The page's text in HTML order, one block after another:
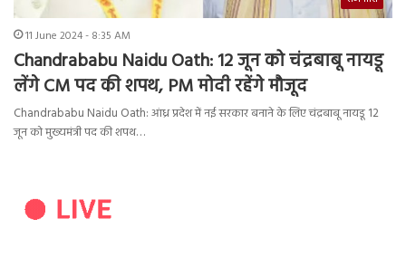
11 June 2024 - 8:35 AM
Chandrababu Naidu Oath: 12 जून को चंद्रबाबू नायडू
लेंगे CM पद की शपथ, PM मोदी रहेंगे मौजूद
Chandrababu Naidu Oath: आंध्र प्रदेश में नई सरकार बनाने के लिए चंद्रबाबू नायडू 12
जून को मुख्यमंत्री पद की शपथ…